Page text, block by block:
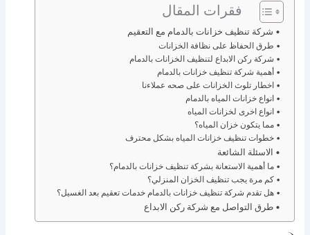
فقرات المقال
شركة تنظيف خزانات بالدمام مع التعقيم
طرق الحفاظ على نظافة الخزانات
شركة ركن الابداع لتنظيف الخزانات بالدمام
أهمية شركة تنظيف خزانات بالدمام
اخطار تلوث الخزانات على صحه عملاءنا
انواع خزانات المياه بالدمام
انواع اخرى لخزانات المياه
مما يتكون خزان المياه؟
خطوات تنظيف خزانات المياه بشكل محترف
الاسئلة الشائعة
ما أهمية الاستعانة بشركة تنظيف خزانات بالدمام؟
كم مرة يجب تنظيف الخزان المنزلي؟
هل تقدم شركة تنظيف خزانات بالدمام خدمات تعقيم بعد الغسيل؟
طرق التواصل مع شركة ركن الابداع